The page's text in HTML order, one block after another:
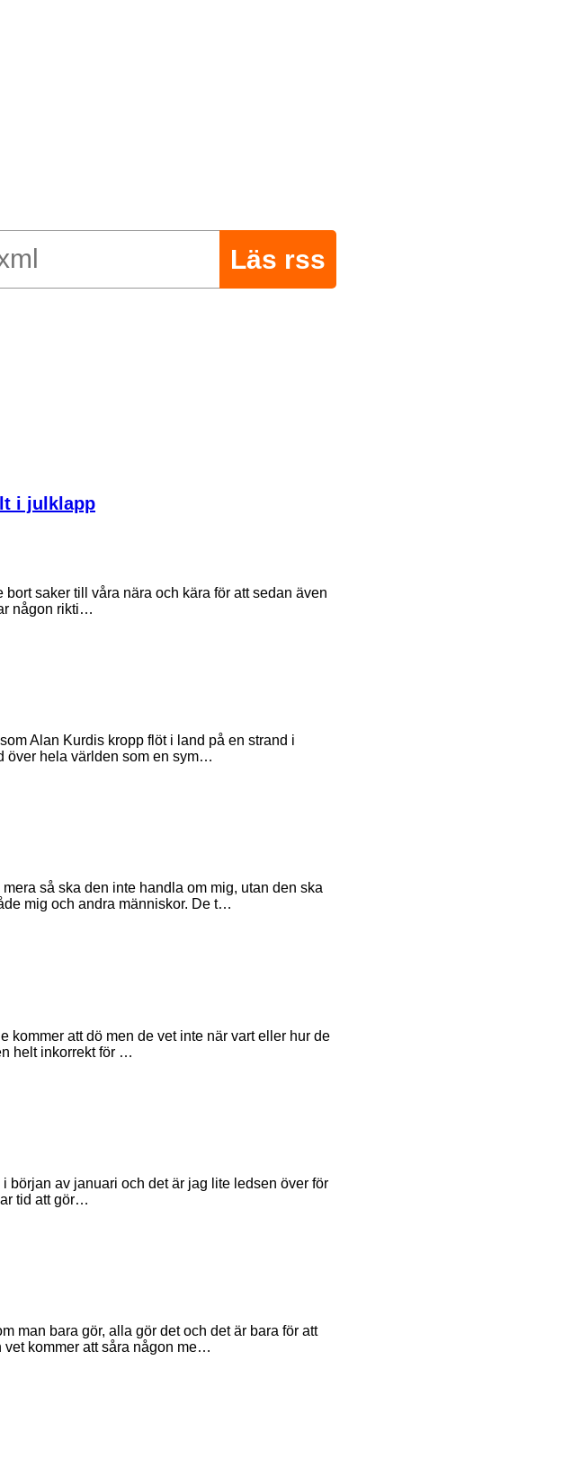
i julklapp
saker till våra nära och kära för att sedan även
någon rikti…
Alan Kurdis kropp flöt i land på en strand i
över hela världen som en sym…
så ska den inte handla om mig, utan den ska
mig och andra människor. De t…
kommer att dö men de vet inte när vart eller hur de
helt inkorrekt för …
början av januari och det är jag lite ledsen över för
tid att gör…
man bara gör, alla gör det och det är bara för att
vet kommer att såra någon me…